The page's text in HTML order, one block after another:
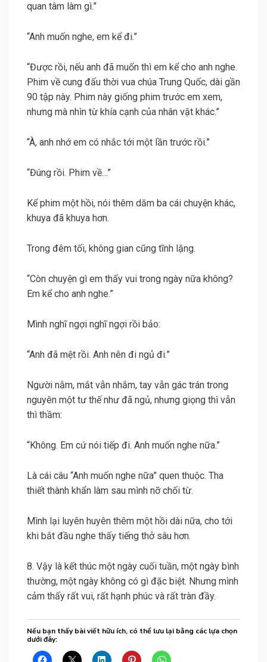
quan tâm làm gì.”
“Anh muốn nghe, em kể đi.”
“Được rồi, nếu anh đã muốn thì em kể cho anh nghe.
Phim về cung đấu thời vua chúa Trung Quốc, dài gần
90 tập này. Phim này giống phim trước em xem,
nhưng mà nhìn từ khía cạnh của nhân vật khác.”
“À, anh nhớ em có nhắc tới một lần trước rồi.”
“Đúng rồi. Phim về…”
Kể phim một hồi, nói thêm dăm ba cái chuyện khác,
khuya đã khuya hơn.
Trong đêm tối, không gian cũng tĩnh lặng.
“Còn chuyện gì em thấy vui trong ngày nữa không?
Em kể cho anh nghe.”
Mình nghĩ ngợi nghĩ ngợi rồi bảo:
“Anh đã mệt rồi. Anh nên đi ngủ đi.”
Người nằm, mắt vẫn nhắm, tay vẫn gác trán trong
nguyên một tư thế như đã ngủ, nhưng giọng thì vẫn
thì thầm:
“Không. Em cứ nói tiếp đi. Anh muốn nghe nữa.”
Là cái câu “Anh muốn nghe nữa” quen thuộc. Tha
thiết thành khẩn làm sau mình nỡ chối từ.
Mình lại luyên huyên thêm một hồi dài nữa, cho tới
khi bắt đầu nghe thấy tiếng thở sâu hơn.
8. Vậy là kết thúc một ngày cuối tuần, một ngày bình
thường, một ngày không có gì đặc biệt. Nhưng mình
cảm thấy rất vui, rất hạnh phúc và rất tràn đầy.
Nếu bạn thấy bài viết hữu ích, có thể lưu lại bằng các lựa chọn
dưới đây: